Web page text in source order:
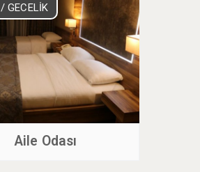
/ GECELİK
Aile Odası